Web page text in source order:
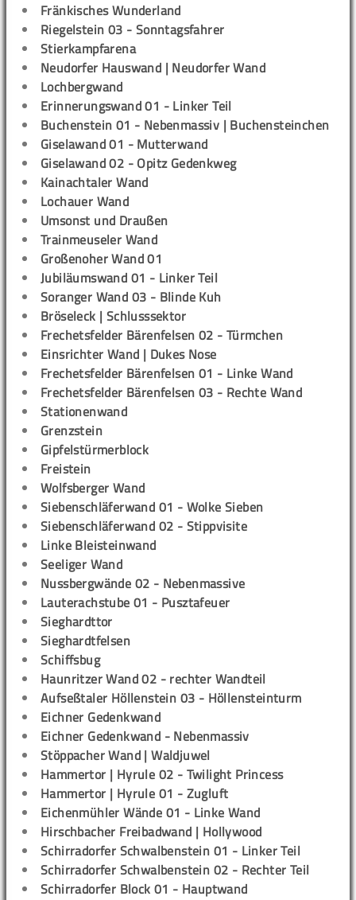
Fränkisches Wunderland
Riegelstein 03 - Sonntagsfahrer
Stierkampfarena
Neudorfer Hauswand | Neudorfer Wand
Lochbergwand
Erinnerungswand 01 - Linker Teil
Buchenstein 01 - Nebenmassiv | Buchensteinchen
Giselawand 01 - Mutterwand
Giselawand 02 - Opitz Gedenkweg
Kainachtaler Wand
Lochauer Wand
Umsonst und Draußen
Trainmeuseler Wand
Großenoher Wand 01
Jubiläumswand 01 - Linker Teil
Soranger Wand 03 - Blinde Kuh
Bröseleck | Schlusssektor
Frechetsfelder Bärenfelsen 02 - Türmchen
Einsrichter Wand | Dukes Nose
Frechetsfelder Bärenfelsen 01 - Linke Wand
Frechetsfelder Bärenfelsen 03 - Rechte Wand
Stationenwand
Grenzstein
Gipfelstürmerblock
Freistein
Wolfsberger Wand
Siebenschläferwand 01 - Wolke Sieben
Siebenschläferwand 02 - Stippvisite
Linke Bleisteinwand
Seeliger Wand
Nussbergwände 02 - Nebenmassive
Lauterachstube 01 - Pusztafeuer
Sieghardttor
Sieghardtfelsen
Schiffsbug
Haunritzer Wand 02 - rechter Wandteil
Aufseßtaler Höllenstein 03 - Höllensteinturm
Eichner Gedenkwand
Eichner Gedenkwand - Nebenmassiv
Stöppacher Wand | Waldjuwel
Hammertor | Hyrule 02 - Twilight Princess
Hammertor | Hyrule 01 - Zugluft
Eichenmühler Wände 01 - Linke Wand
Hirschbacher Freibadwand | Hollywood
Schirradorfer Schwalbenstein 01 - Linker Teil
Schirradorfer Schwalbenstein 02 - Rechter Teil
Schirradorfer Block 01 - Hauptwand